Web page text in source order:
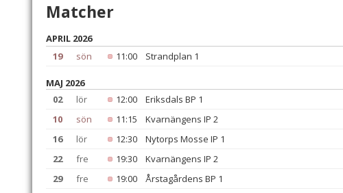
Matcher
APRIL 2026
19
sön 11:00 Strandplan 1
MAJ 2026
02
lör 12:00 Eriksdals BP 1
10
sön 11:15 Kvarnängens IP 2
16
lör 12:30 Nytorps Mosse IP 1
22
fre 19:30 Kvarnängens IP 2
29
fre 19:00 Årstagårdens BP 1